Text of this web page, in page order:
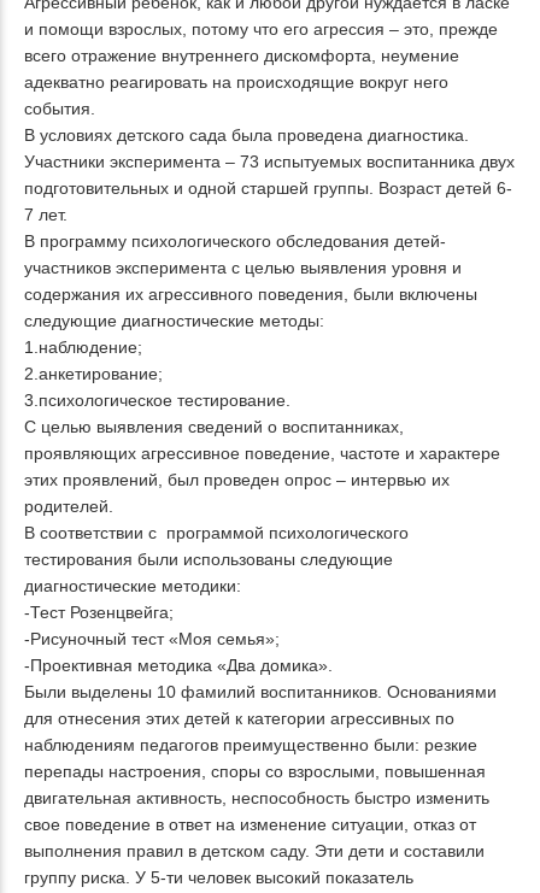
и помощи взрослых, потому что его агрессия – это, прежде
всего отражение внутреннего дискомфорта, неумение
адекватно реагировать на происходящие вокруг него
события.
В условиях детского сада была проведена диагностика.
Участники эксперимента – 73 испытуемых воспитанника двух
подготовительных и одной старшей группы. Возраст детей 6-
7 лет.
В программу психологического обследования детей-
участников эксперимента с целью выявления уровня и
содержания их агрессивного поведения, были включены
следующие диагностические методы:
1.наблюдение;
2.анкетирование;
3.психологическое тестирование.
С целью выявления сведений о воспитанниках,
проявляющих агрессивное поведение, частоте и характере
этих проявлений, был проведен опрос – интервью их
родителей.
В соответствии с программой психологического
тестирования были использованы следующие
диагностические методики:
-Тест Розенцвейга;
-Рисуночный тест «Моя семья»;
-Проективная методика «Два домика».
Были выделены 10 фамилий воспитанников. Основаниями
для отнесения этих детей к категории агрессивных по
наблюдениям педагогов преимущественно были: резкие
перепады настроения, споры со взрослыми, повышенная
двигательная активность, неспособность быстро изменить
свое поведение в ответ на изменение ситуации, отказ от
выполнения правил в детском саду. Эти дети и составили
группу риска. У 5-ти человек высокий показатель